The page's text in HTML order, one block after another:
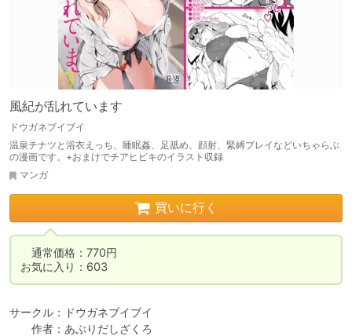
風紀が乱れています
ドウガネブイブイ
温泉チナツと浴衣えっち、睡眠姦、足舐め、顔射、緊縛プレイなどいちゃらぶ
の漫画です。+おまけでチアヒビキのイラスト収録
マンガ
買いに行く
通常価格：770円
お気に入り：603
サークル：ドウガネブイブイ
作者：あぶりだしざくろ